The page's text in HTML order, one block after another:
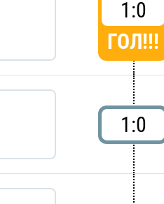
1:0
ГОЛ!!!
1:0